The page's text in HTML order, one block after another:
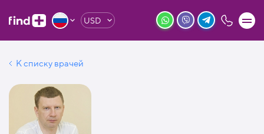
USD
К списку врачей